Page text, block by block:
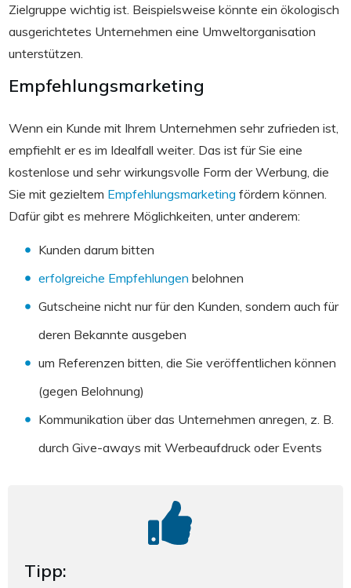
Zielgruppe wichtig ist. Beispielsweise könnte ein ökologisch
ausgerichtetes Unternehmen eine Umweltorganisation
unterstützen.
Empfehlungsmarketing
Wenn ein Kunde mit Ihrem Unternehmen sehr zufrieden ist,
empfiehlt er es im Idealfall weiter. Das ist für Sie eine
kostenlose und sehr wirkungsvolle Form der Werbung, die
Sie mit gezieltem Empfehlungsmarketing fördern können.
Dafür gibt es mehrere Möglichkeiten, unter anderem:
Kunden darum bitten
erfolgreiche Empfehlungen belohnen
Gutscheine nicht nur für den Kunden, sondern auch für
deren Bekannte ausgeben
um Referenzen bitten, die Sie veröffentlichen können
(gegen Belohnung)
Kommunikation über das Unternehmen anregen, z. B.
durch Give-aways mit Werbeaufdruck oder Events
Tipp: